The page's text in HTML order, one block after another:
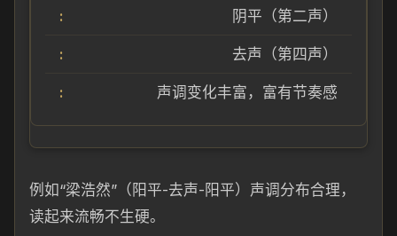
阴平（第二声）
去声（第四声）
声调变化丰富，富有节奏感
例如“梁浩然”（阳平-去声-阳平）声调分布合理，
读起来流畅不生硬。